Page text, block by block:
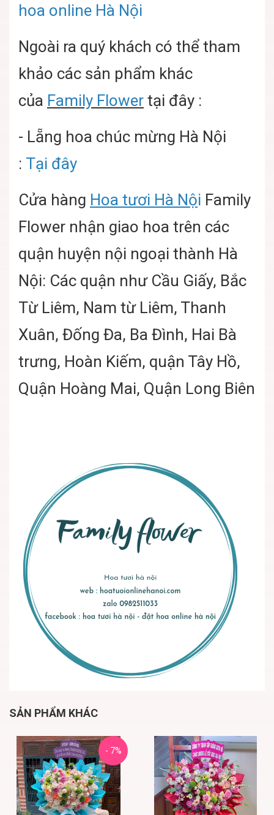
hoa online Hà Nội
Ngoài ra quý khách có thể tham
khảo các sản phẩm khác
của Family Flower tại đây :
- Lẵng hoa chúc mừng Hà Nội
: Tại đây
Cửa hàng Hoa tươi Hà Nội Family
Flower nhận giao hoa trên các
quận huyện nội ngoại thành Hà
Nội: Các quận như Cầu Giấy, Bắc
Từ Liêm, Nam từ Liêm, Thanh
Xuân, Đống Đa, Ba Đình, Hai Bà
trưng, Hoàn Kiếm, quận Tây Hồ,
Quận Hoàng Mai, Quận Long Biên
SẢN PHẨM KHÁC
- 7%